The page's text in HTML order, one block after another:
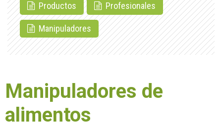
Productos Profesionales
Manipuladores
Manipuladores de
alimentos